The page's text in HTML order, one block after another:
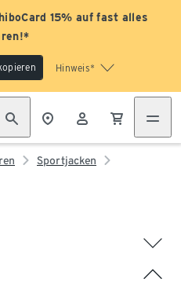
15% auf fast alles
Hinweis*
Sportjacken